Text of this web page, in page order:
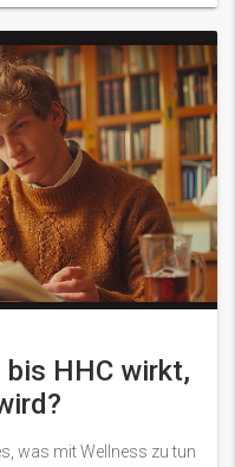
HHC wirkt,
was mit Wellness zu tun